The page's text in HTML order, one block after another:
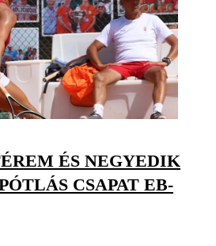
ÉS NEGYEDIK
CSAPAT EB-